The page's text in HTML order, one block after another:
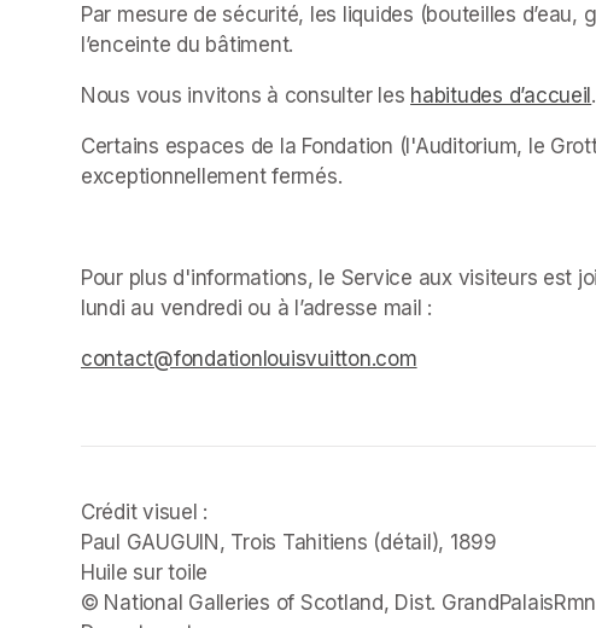
Par mesure de sécurité, les liquides (bouteilles
l’enceinte du bâtiment.
Nous vous invitons à consulter les habitudes d’accueil.
Certains espaces de la Fondation (l'Auditorium, le
exceptionnellement fermés. ﻿
Pour plus d'informations, le Service aux visiteurs est
lundi au vendredi ou à l’adresse mail :
(opens in a new tab)
(opens in a new tab)
contact@fondationlouisvuitton.com
Crédit visuel :
Paul GAUGUIN, Trois Tahitiens (détail), 1899
Huile sur toile
© National Galleries of Scotland, Dist.